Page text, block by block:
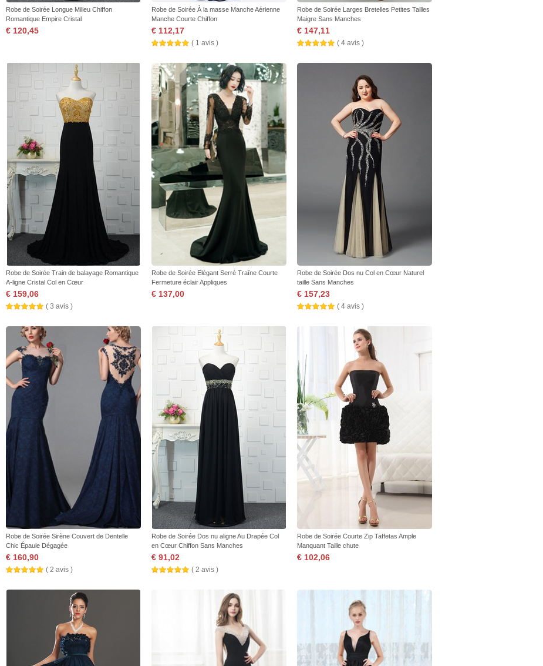
Robe de Soirée Longue Milieu Chiffon
Romantique Empire Cristal
€ 120,45
Robe de Soirée À la masse Manche Aérienne
Manche Courte Chiffon
€ 112,17
( 1 avis )
Robe de Soirée Larges Bretelles Petites Tailles
Maigre Sans Manches
€ 147,11
( 4 avis )
Robe de Soirée Train de balayage Romantique
A-ligne Cristal Col en Cœur
€ 159,06
( 3 avis )
Robe de Soirée Elégant Serré Traîne Courte
Fermeture éclair Appliques
€ 137,00
Robe de Soirée Dos nu Col en Cœur Naturel
taille Sans Manches
€ 157,23
( 4 avis )
Robe de Soirée Sirène Couvert de Dentelle
Chic Épaule Dégagée
€ 160,90
( 2 avis )
Robe de Soirée Dos nu aligne Au Drapée Col
en Cœur Chiffon Sans Manches
€ 91,02
( 2 avis )
Robe de Soirée Courte Zip Taffetas Ample
Manquant Taille chute
€ 102,06